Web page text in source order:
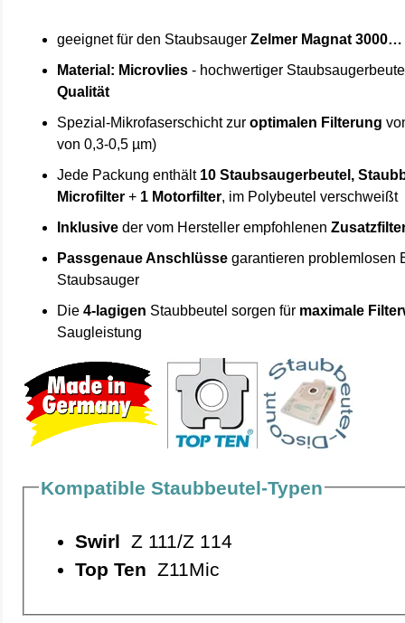
geeignet für den StaubsaugerZelmer Magnat 3000…
Material: Microvlies - hochwertiger
Qualität
Spezial-Mikrofaserschicht zuroptimalen Filterung
von 0,3-0,5 µm)
Jede Packung enthält 10 Staubsaugerbeutel,
Microfilter + 1 Motorfilter, im Polybeutel verschweißt
Inklusive der vom Hersteller empfohlenen
Passgenaue Anschlüsse garantieren problemlosen
Staubsauger
Die4-lagigen Staubbeutel sorgen für maximale
Saugleistung
Kompatible Staubbeutel-Typen
Swirl Z 111/Z 114
Top Ten Z11Mic